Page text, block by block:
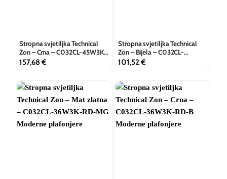
Stropna svjetiljka Technical
Zon – Crna – C032CL-45W3K-
RD-B
157,68€
Stropna svjetiljka Technical
Zon – Bijela – C032CL-
36W3K-RD-W
101,52€